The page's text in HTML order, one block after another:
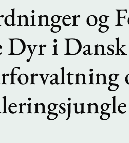
og
Dyr i Dansk